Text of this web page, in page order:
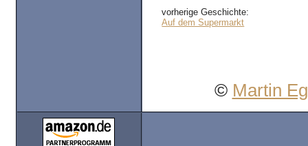
vorherige Geschichte:
Auf dem Supermarkt
© Martin